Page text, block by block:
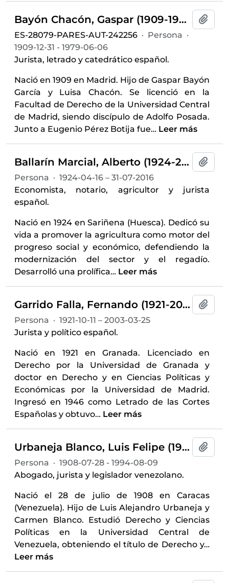
Bayón Chacón, Gaspar (1909-1979)
ES-28079-PARES-AUT-242256 · Persona ·
1909-12-31 - 1979-06-06
Jurista, letrado y catedrático español.
Nació en 1909 en Madrid. Hijo de Gaspar Bayón
García y Luisa Chacón. Se licenció en la
Facultad de Derecho de la Universidad Central
de Madrid, siendo discípulo de Adolfo Posada.
Junto a Eugenio Pérez Botija fue… Leer más
Ballarín Marcial, Alberto (1924-2016)
Persona · 1924-04-16 – 31-07-2016
Economista, notario, agricultor y jurista
español.
Nació en 1924 en Sariñena (Huesca). Dedicó su
vida a promover la agricultura como motor del
progreso social y económico, defendiendo la
modernización del sector y el regadío.
Desarrolló una prolífica… Leer más
Garrido Falla, Fernando (1921-2003)
Persona · 1921-10-11 – 2003-03-25
Jurista y político español.
Nació en 1921 en Granada. Licenciado en
Derecho por la Universidad de Granada y
doctor en Derecho y en Ciencias Políticas y
Económicas por la Universidad de Madrid.
Ingresó en 1946 como Letrado de las Cortes
Españolas y obtuvo… Leer más
Urbaneja Blanco, Luis Felipe (1908-1994)
Persona · 1908-07-28 - 1994-08-09
Abogado, jurista y legislador venezolano.
Nació el 28 de julio de 1908 en Caracas
(Venezuela). Hijo de Luis Alejandro Urbaneja y
Carmen Blanco. Estudió Derecho y Ciencias
Políticas en la Universidad Central de
Venezuela, obteniendo el título de Derecho y…
Leer más